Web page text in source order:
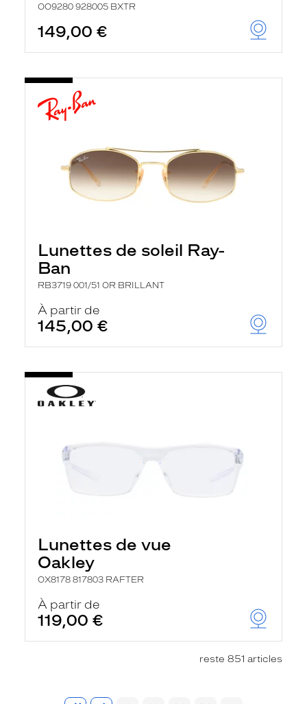
OO9280 928005 BXTR
149,00 €
Lunettes de soleil Ray-
Ban
RB3719 001/51 OR BRILLANT
À partir de
145,00 €
Lunettes de vue
Oakley
OX8178 817803 RAFTER
À partir de
119,00 €
reste 851 articles